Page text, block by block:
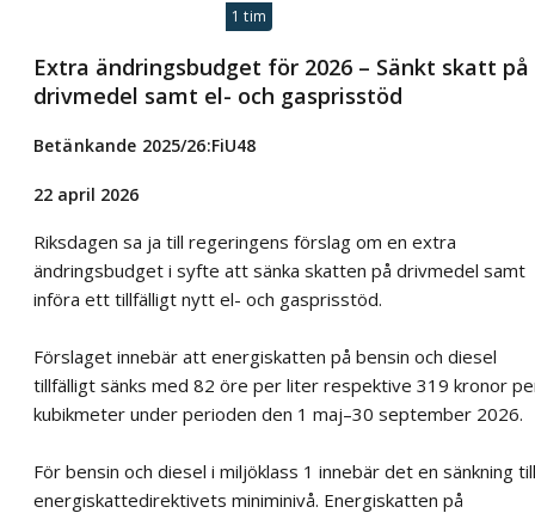
1 tim
Extra ändringsbudget för 2026 – Sänkt skatt på
drivmedel samt el- och gasprisstöd
Betänkande 2025/26:FiU48
22 april 2026
Riksdagen sa ja till regeringens förslag om en extra
ändringsbudget i syfte att sänka skatten på drivmedel samt
införa ett tillfälligt nytt el- och gasprisstöd.
Förslaget innebär att energiskatten på bensin och diesel
tillfälligt sänks med 82 öre per liter respektive 319 kronor
kubikmeter under perioden den 1 maj–30 september 2026.
För bensin och diesel i miljöklass 1 innebär det en sänkning till
energiskattedirektivets miniminivå. Energiskatten på